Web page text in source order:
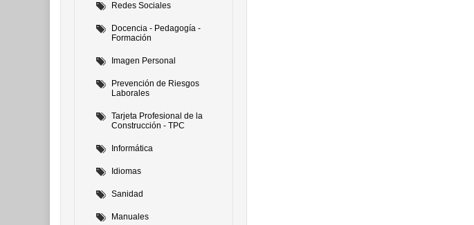
Redes Sociales
Docencia - Pedagogía -
Formación
Imagen Personal
Prevención de Riesgos
Laborales
Tarjeta Profesional de la
Construcción - TPC
Informática
Idiomas
Sanidad
Manuales